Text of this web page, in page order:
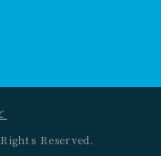
Reserved.